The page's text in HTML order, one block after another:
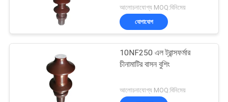
আলোচনাযোগ্য MOQ:বিনিমেয়
যোগাযোগ
10NF250 এল ট্রান্সফর্মার
চীনামাটির বাসন বুশিং
আলোচনাযোগ্য MOQ:বিনিমেয়